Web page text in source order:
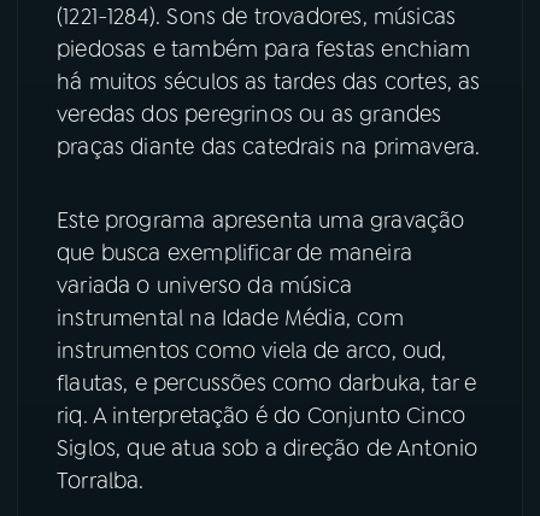
ACOMPANHE A RÁDIO MEC
YouTube Facebook
TikTok
(1221-1284). Sons de trovadores, músicas
piedosas e também para festas enchiam
há muitos séculos as tardes das cortes, as
veredas dos peregrinos ou as grandes
praças diante das catedrais na primavera.
Este programa apresenta uma gravação
que busca exemplificar de maneira
variada o universo da música
instrumental na Idade Média, com
instrumentos como viela de arco, oud,
flautas, e percussões como darbuka, tar e
riq. A interpretação é do Conjunto Cinco
Siglos, que atua sob a direção de Antonio
Torralba.